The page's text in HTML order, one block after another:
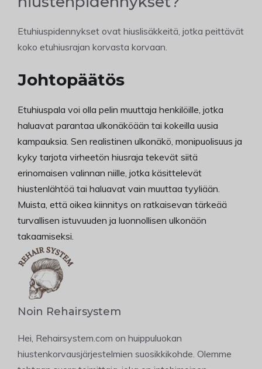
Etuhiuspidennykset ovat hiuslisäkkeitä, jotka peittävät
koko etuhiusrajan korvasta korvaan.
Johtopäätös
Etuhiuspala voi olla pelin muuttaja henkilöille, jotka
haluavat parantaa ulkonäköään tai kokeilla uusia
kampauksia. Sen realistinen ulkonäkö, monipuolisuus ja
kyky tarjota virheetön hiusraja tekevät siitä
erinomaisen valinnan niille, jotka käsittelevät
hiustenlähtöä tai haluavat vain muuttaa tyyliään.
Muista, että oikea kiinnitys on ratkaisevan tärkeää
turvallisen istuvuuden ja luonnollisen ulkonäön
takaamiseksi.
Noin Rehairsystem
Hei, Rehairsystem.com on huippuluokan
hiustenkorvausjärjestelmien suosikkikohde. Olemme